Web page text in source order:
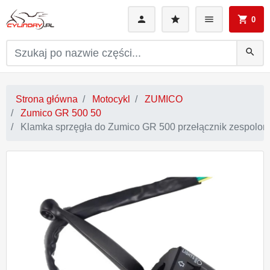
search
0
Strona główna Motocykl
ZUMICO
Zumico GR 500 50
Klamka sprzęgła do Zumico GR 500 przełącznik